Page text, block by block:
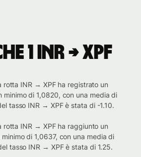
1 INR → XPF
rotta INR → XPF ha registrato un
minimo di 1,0820, con una media di
tasso INR → XPF è stata di -1.10.
rotta INR → XPF ha raggiunto un
minimo di 1,0637, con una media di
tasso INR → XPF è stata di 1.25.